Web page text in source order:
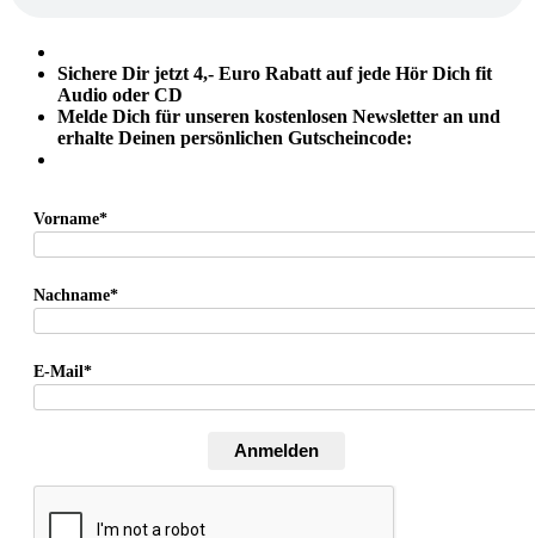
Sichere Dir jetzt 4,- Euro Rabatt auf jede Hör Dich fit
Audio oder CD
Melde Dich für unseren kostenlosen Newsletter an und
erhalte Deinen persönlichen Gutscheincode:
Vorname*
Nachname*
E-Mail*
Anmelden